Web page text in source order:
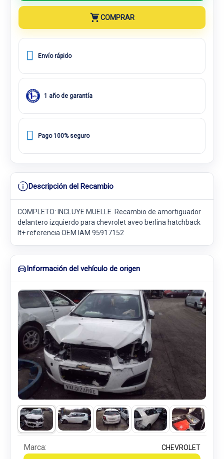
COMPRAR
Envío rápido
1 año de garantía
Pago 100% seguro
Descripción del Recambio
COMPLETO: INCLUYE MUELLE. Recambio de amortiguador
delantero izquierdo para chevrolet aveo berlina hatchback
lt+ referencia OEM IAM 95917152
Información del vehículo de origen
Marca: CHEVROLET